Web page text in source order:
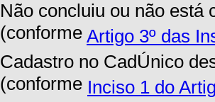
Não concluiu ou não está
(conforme Artigo 3º das
Cadastro no CadÚnico
(conforme Inciso 1 do